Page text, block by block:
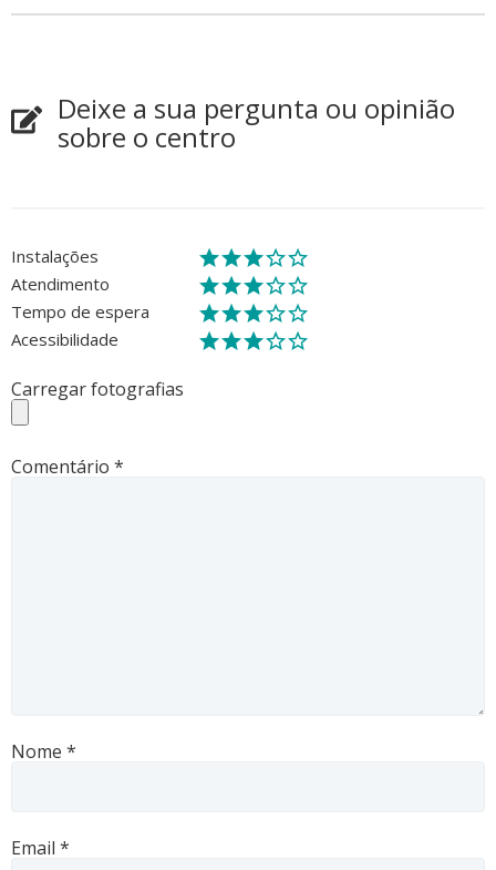
Deixe a sua pergunta ou opinião
sobre o centro
Instalações
Atendimento
Tempo de espera
Acessibilidade
Carregar fotografias
Comentário *
Nome *
Email *